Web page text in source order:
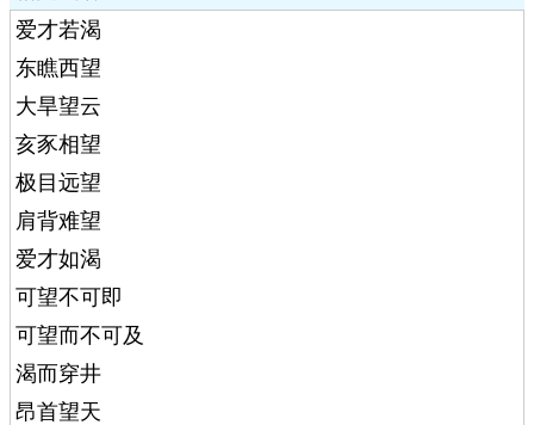
爱才若渴
东瞧西望
大旱望云
亥豕相望
极目远望
肩背难望
爱才如渴
可望不可即
可望而不可及
渴而穿井
昂首望天